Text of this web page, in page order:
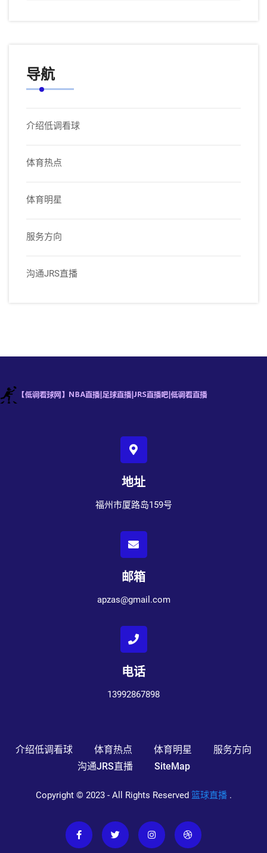
导航
介绍低调看球
体育热点
体育明星
服务方向
沟通JRS直播
地址
福州市厦路岛159号
邮箱
apzas@gmail.com
电话
13992867898
介绍低调看球 体育热点 体育明星
服务方向
沟通JRS直播
SiteMap
Copyright © 2023 - All Rights Reserved 篮球直播.